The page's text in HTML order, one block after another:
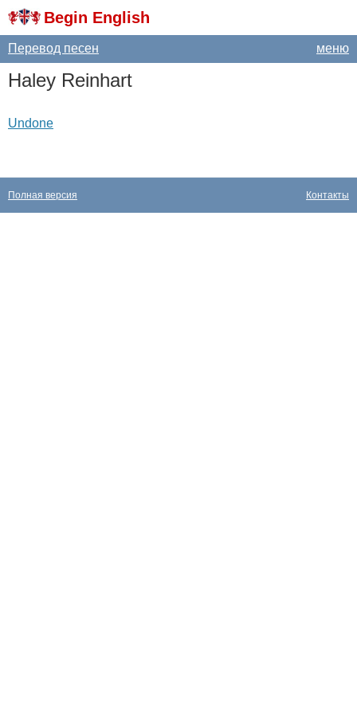
Begin English
меню
Перевод песен
Haley Reinhart
Undone
Контакты
Полная версия